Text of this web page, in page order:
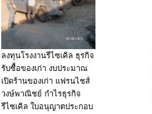
ลงทุนโรงงานรีไซเคิล ธุรกิจ
รับซื้อของเก่า งบประมาณ
เปิดร้านของเก่า แฟรนไชส์
วงษ์พาณิชย์ กำไรธุรกิจ
รีไซเคิล ใบอนุญาตประกอบ